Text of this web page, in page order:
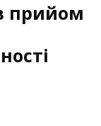
прийом